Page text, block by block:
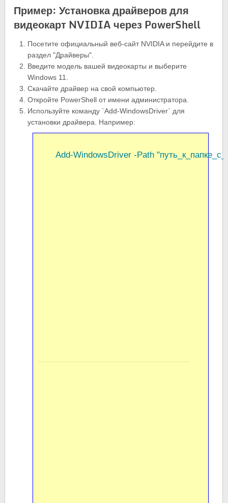
Пример: Установка драйверов для
видеокарт NVIDIA через PowerShell
Посетите официальный веб-сайт NVIDIA и перейдите в
раздел "Драйверы".
Введите модель вашей видеокарты и выберите
Windows 11.
Скачайте драйвер на свой компьютер.
Откройте PowerShell от имени администратора.
Используйте команду `Add-WindowsDriver` для
установки драйвера. Например:
Add-WindowsDriver -Path